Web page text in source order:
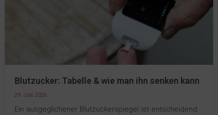
Blutzucker: Tabelle & wie man ihn senken kann
29. Juni 2026
Ein ausgeglichener Blutzuckerspiegel ist entscheidend